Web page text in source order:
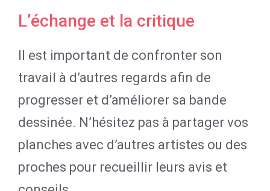
L’échange et la critique
Il est important de confronter son
travail à d’autres regards afin de
progresser et d’améliorer sa bande
dessinée. N’hésitez pas à partager vos
planches avec d’autres artistes ou des
proches pour recueillir leurs avis et